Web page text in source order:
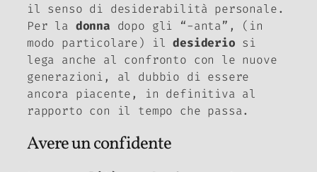
il senso di desiderabilità personale.
Per la donna dopo gli “-anta”, (in
modo particolare) ildesiderio si
lega anche al confronto con le nuove
generazioni, al dubbio di essere
ancora piacente, in definitiva al
rapporto con il tempo che passa.
Avere un confidente